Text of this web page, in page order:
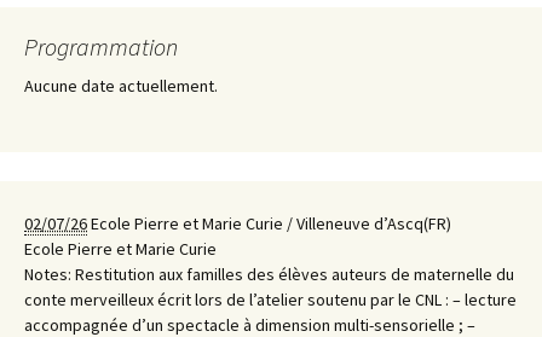
Navigation
des
Programmation
Aucune date actuellement.
02/07/26Ecole Pierre et Marie Curie / Villeneuve d’Ascq(FR)
Ecole Pierre et Marie Curie
Notes: Restitution aux familles des élèves auteurs de maternelle du
conte merveilleux écrit lors de l’atelier soutenu par le CNL : – lecture
accompagnée d’un spectacle à dimension multi-sensorielle ; –